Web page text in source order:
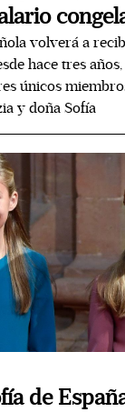
volverá a
hace tres
únicos
y doña Sofía
de